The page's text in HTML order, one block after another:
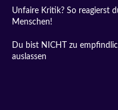
Unfaire Kritik? So reagierst
Menschen!
Du bist NICHT zu
auslassen